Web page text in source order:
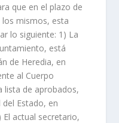
que en el plazo de
mismos, esta
lo siguiente: 1) La
está
de Heredia, en
al Cuerpo
lista de aprobados,
Estado, en
El actual secretario,